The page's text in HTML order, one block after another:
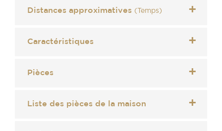
Distances approximatives (Temps)
Caractéristiques
Pièces
Liste des pièces de la maison